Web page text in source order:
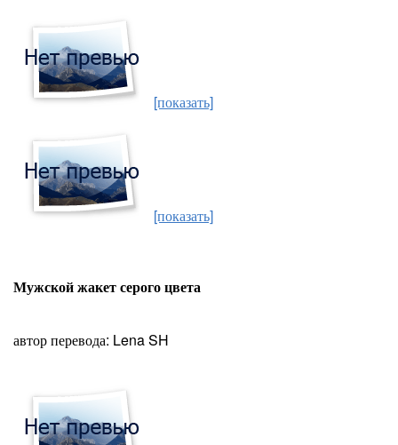
[показать]
[показать]
Мужской жакет серого цвета
автор перевода: Lena SH